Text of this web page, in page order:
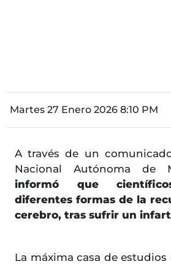
Martes 27 Enero 2026 8:10 PM
A través de un
Nacional Autónoma de
informó que
diferentes formas de la
cerebro, tras sufrir un
La máxima casa de